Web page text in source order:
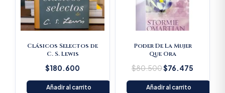
Clásicos Selectos de
C. S. Lewis
$180.600
Añadir al carrito
Poder De La Mujer
Que Ora
$80.500$76.475
Añadir al carrito